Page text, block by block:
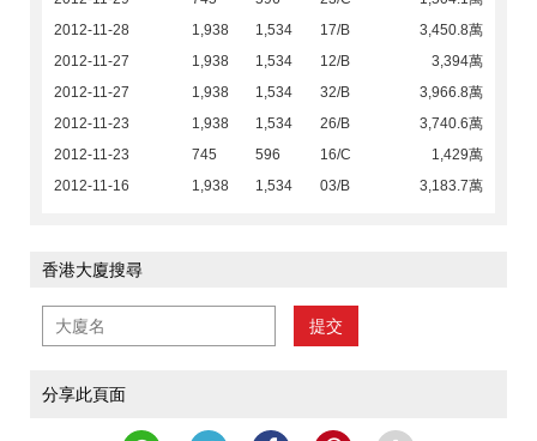
2012-11-28
1,938 1,534 17/B
3,450.8萬
2012-11-27
1,938 1,534 12/B
3,394萬
2012-11-27
1,938 1,534 32/B
3,966.8萬
2012-11-23
1,938 1,534 26/B
3,740.6萬
2012-11-23
745 596 16/C
1,429萬
2012-11-16
1,938 1,534 03/B 3,183.7萬
香港大廈搜尋
提交
分享此頁面